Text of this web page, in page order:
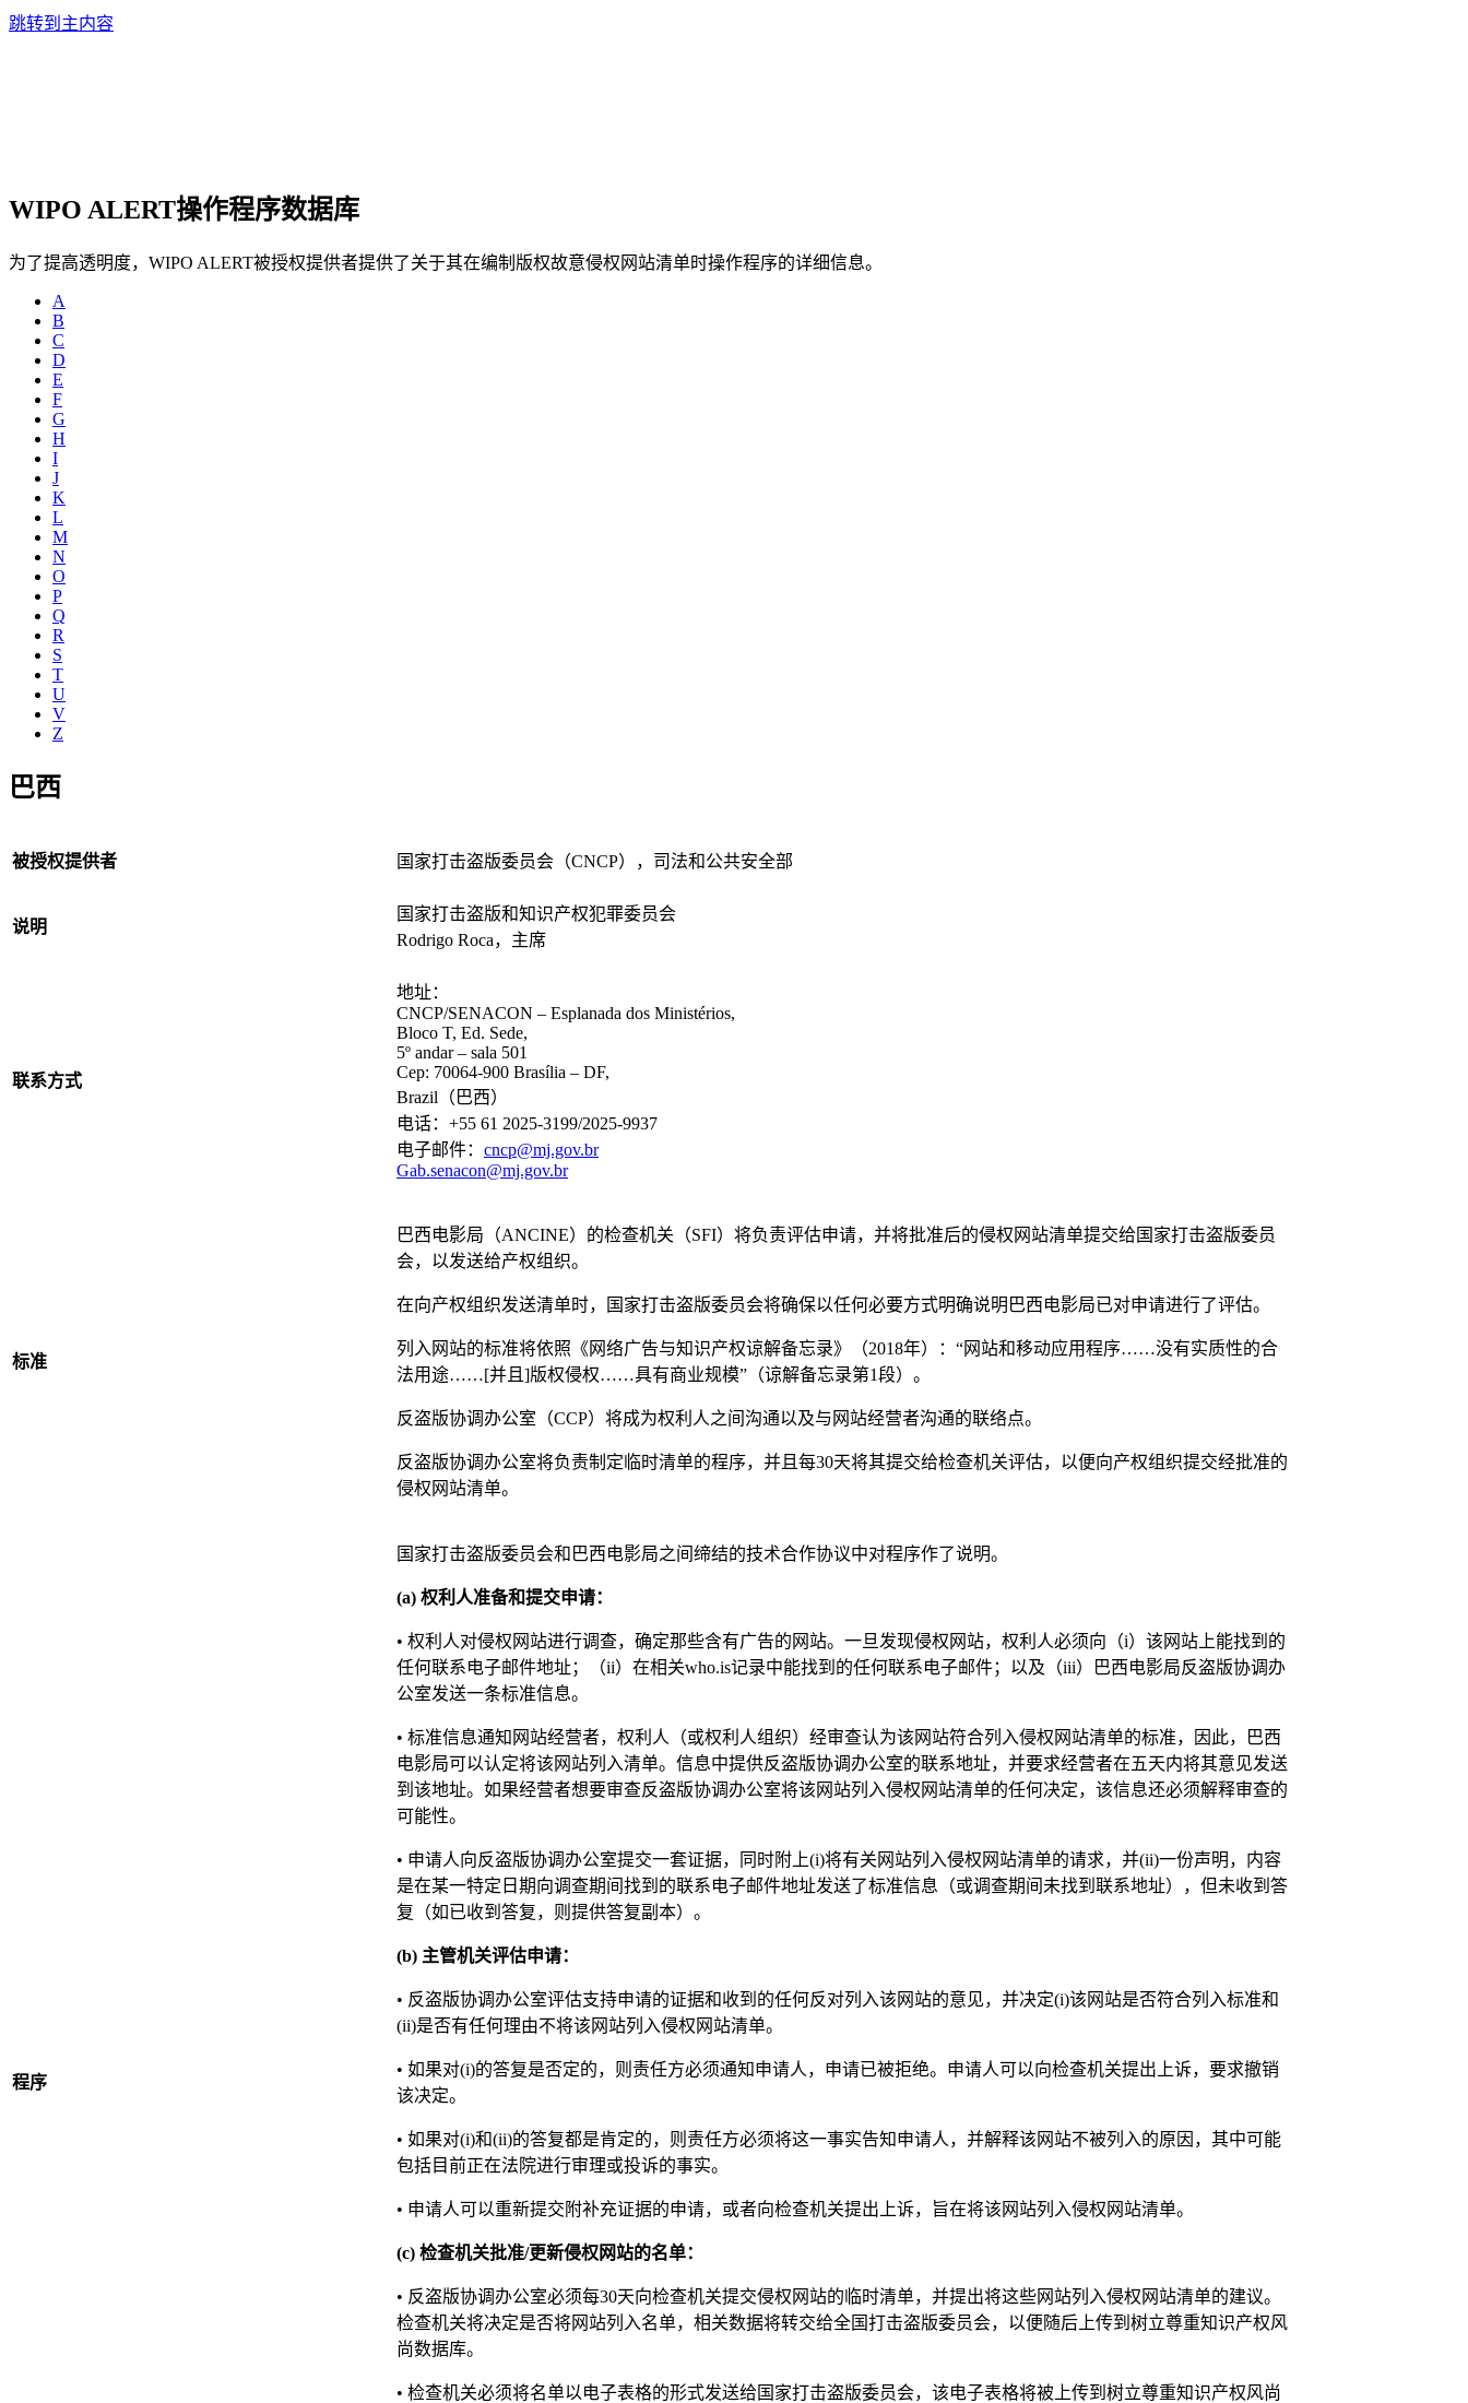
跳转到主内容
WIPO ALERT操作程序数据库
为了提高透明度，WIPO ALERT被授权提供者提供了关于其在编制版权故意侵权网站清单时操作程序的详细信息。
A
B
C
D
E
F
G
H
I
J
K
L
M
N
O
P
Q
R
S
T
U
V
Z
巴西
被授权提供者 国家打击盗版委员会（CNCP），司法和公共安全部
说明
国家打击盗版和知识产权犯罪委员会
Rodrigo Roca，主席
联系方式
地址：
CNCP/SENACON – Esplanada dos Ministérios,
Bloco T, Ed. Sede,
5º andar – sala 501
Cep: 70064-900 Brasília – DF,
Brazil（巴西）
电话：+55 61 2025-3199/2025-9937
电子邮件： cncp@mj.gov.br
Gab.senacon@mj.gov.br
标准
巴西电影局（ANCINE）的检查机关（SFI）将负责评估申请，并将批准后的侵权网站清单提交给国家打击盗版委员
会，以发送给产权组织。
在向产权组织发送清单时，国家打击盗版委员会将确保以任何必要方式明确说明巴西电影局已对申请进行了评估。
列入网站的标准将依照《网络广告与知识产权谅解备忘录》（2018年）：“网站和移动应用程序……没有实质性的合
法用途……[并且]版权侵权……具有商业规模”（谅解备忘录第1段）。
反盗版协调办公室（CCP）将成为权利人之间沟通以及与网站经营者沟通的联络点。
反盗版协调办公室将负责制定临时清单的程序，并且每30天将其提交给检查机关评估，以便向产权组织提交经批准的
侵权网站清单。
程序
国家打击盗版委员会和巴西电影局之间缔结的技术合作协议中对程序作了说明。
(a) 权利人准备和提交申请：
• 权利人对侵权网站进行调查，确定那些含有广告的网站。一旦发现侵权网站，权利人必须向（i）该网站上能找到的
任何联系电子邮件地址；（ii）在相关who.is记录中能找到的任何联系电子邮件；以及（iii）巴西电影局反盗版协调办
公室发送一条标准信息。
• 标准信息通知网站经营者，权利人（或权利人组织）经审查认为该网站符合列入侵权网站清单的标准，因此，巴西
电影局可以认定将该网站列入清单。信息中提供反盗版协调办公室的联系地址，并要求经营者在五天内将其意见发送
到该地址。如果经营者想要审查反盗版协调办公室将该网站列入侵权网站清单的任何决定，该信息还必须解释审查的
可能性。
• 申请人向反盗版协调办公室提交一套证据，同时附上(i)将有关网站列入侵权网站清单的请求，并(ii)一份声明，内容
是在某一特定日期向调查期间找到的联系电子邮件地址发送了标准信息（或调查期间未找到联系地址），但未收到答
复（如已收到答复，则提供答复副本）。
(b) 主管机关评估申请：
• 反盗版协调办公室评估支持申请的证据和收到的任何反对列入该网站的意见，并决定(i)该网站是否符合列入标准和
(ii)是否有任何理由不将该网站列入侵权网站清单。
• 如果对(i)的答复是否定的，则责任方必须通知申请人，申请已被拒绝。申请人可以向检查机关提出上诉，要求撤销
该决定。
• 如果对(i)和(ii)的答复都是肯定的，则责任方必须将这一事实告知申请人，并解释该网站不被列入的原因，其中可能
包括目前正在法院进行审理或投诉的事实。
• 申请人可以重新提交附补充证据的申请，或者向检查机关提出上诉，旨在将该网站列入侵权网站清单。
(c) 检查机关批准/更新侵权网站的名单：
• 反盗版协调办公室必须每30天向检查机关提交侵权网站的临时清单，并提出将这些网站列入侵权网站清单的建议。
检查机关将决定是否将网站列入名单，相关数据将转交给全国打击盗版委员会，以便随后上传到树立尊重知识产权风
尚数据库。
• 检查机关必须将名单以电子表格的形式发送给国家打击盗版委员会，该电子表格将被上传到树立尊重知识产权风尚